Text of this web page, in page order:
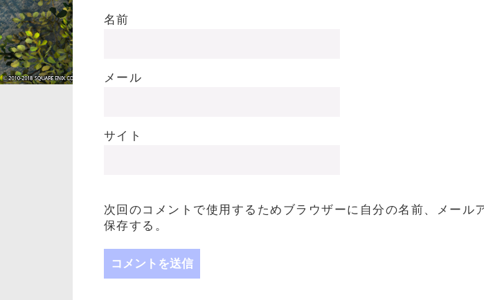
名前
メール
サイト
次回のコメントで使用するためブラウザーに自分の名前、メール
保存する。